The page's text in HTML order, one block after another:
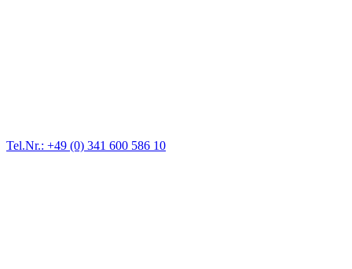
Tel.Nr.: +49 (0) 341 600 586 10